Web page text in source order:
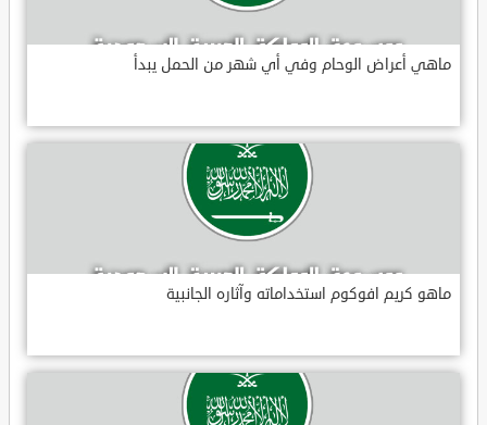
ماهي أعراض الوحام وفي أي شهر من الحمل يبدأ
ماهو كريم افوكوم استخداماته وآثاره الجانبية